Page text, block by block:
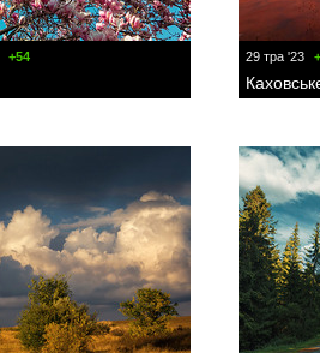
+54 29 тра '23